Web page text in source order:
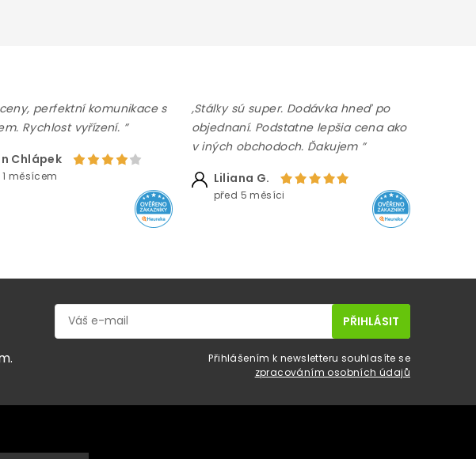
perfektní komunikace s
Rychlost vyřízení. ”
Chlápek
měsícem
,Stálky sú super. Dodávka hneď po
objednaní. Podstatne lepšia cena ako
v iných obchodoch. Ďakujem ”
Liliana G.
před 5 měsíci
Přihlášením k newsletteru souhlasíte se
zpracováním osobních údajů